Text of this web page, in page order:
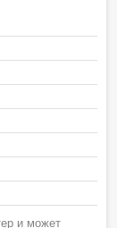
и может